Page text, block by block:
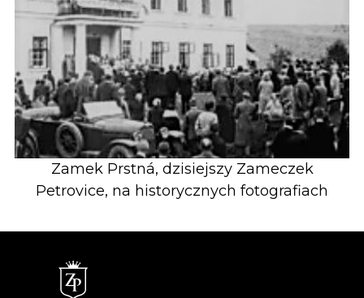
Zamek Prstná, dzisiejszy Zameczek
Petrovice, na historycznych fotografiach